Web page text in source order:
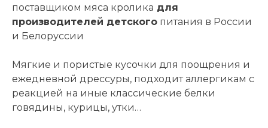
поставщиком мяса кролика для
производителей детского питания в России
и Белоруссии
Мягкие и пористые кусочки для поощрения и
ежедневной дрессуры, подходит аллергикам с
реакцией на иные классические белки
говядины, курицы, утки…